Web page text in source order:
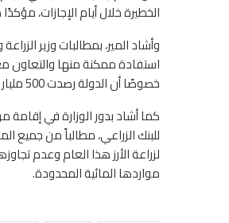
الخطيرة خلال أيام الإجازات،
وأشاد المير، بمطالبات وزير
استفادة ممكنة منها والتعاون
خصوصًا أن الدولة رصدت 500 مليار جنيه في إطار المبادرة.
كما أشاد بدور الوزارة في إقامة
للبنك الزراعي، مطالباً من جميع
لزراعة الأرز هذا العام وعدم
مواردها المائية المحدودة.